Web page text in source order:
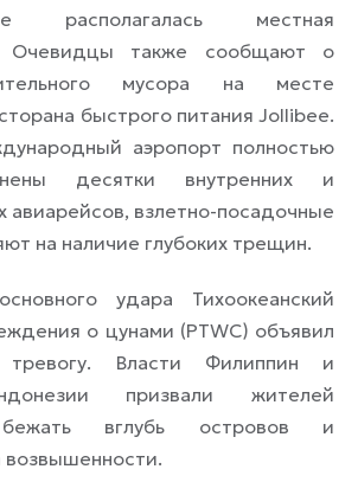
располагалась местная
Очевидцы также сообщают о
мусора на месте
быстрого питания Jollibee.
аэропорт полностью
десятки внутренних и
взлетно-посадочные
на наличие глубоких трещин.
удара Тихоокеанский
о цунами (PTWC) объявил
тревогу. Власти Филиппин и
призвали жителей
вглубь островов и
возвышенности.